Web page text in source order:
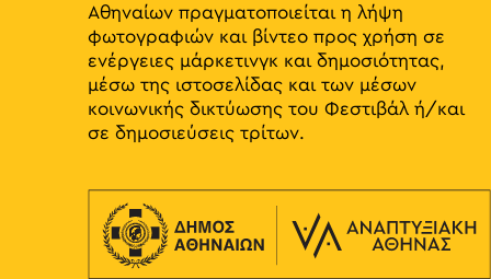
Αθηναίων πραγματοποιείται η λήψη
φωτογραφιών και βίντεο προς χρήση σε
ενέργειες μάρκετινγκ και δημοσιότητας,
μέσω της ιστοσελίδας και των μέσων
κοινωνικής δικτύωσης του Φεστιβάλ ή/και
σε δημοσιεύσεις τρίτων.